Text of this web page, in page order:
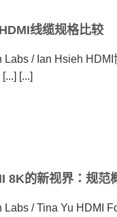
线缆规格比较
Labs / Ian Hsieh
[...]
8K的新视界：规范
Labs / Tina Yu HDMI